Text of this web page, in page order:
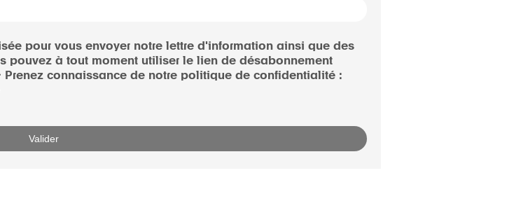
pour vous envoyer notre lettre d'information ainsi que des
pouvez à tout moment utiliser le lien de désabonnement
connaissance de notre politique de confidentialité :